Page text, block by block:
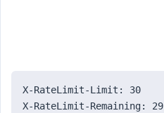
X-RateLimit-Limit: 30
X-RateLimit-Remaining: 29